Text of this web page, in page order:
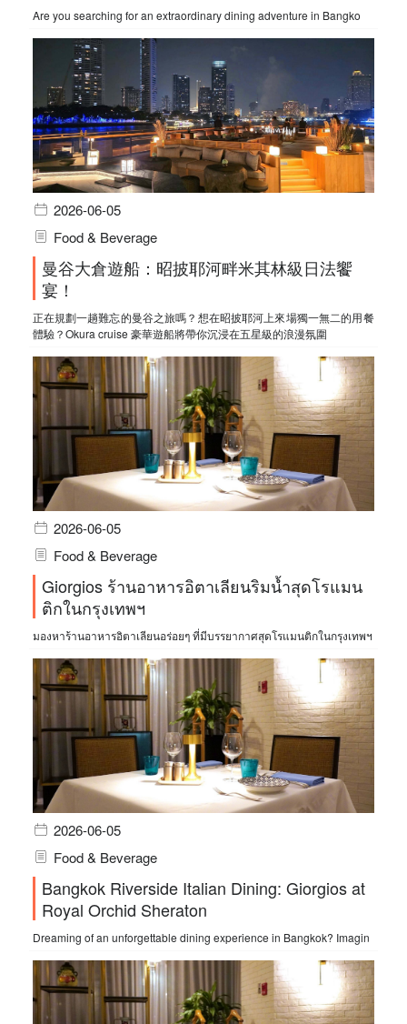
Are you searching for an extraordinary dining adventure in Bangko
2026-06-05
Food & Beverage
曼谷大倉遊船：昭披耶河畔米其林級日法饗
宴！
正在規劃一趟難忘的曼谷之旅嗎？想在昭披耶河上來場獨一無二的用餐
體驗？Okura cruise 豪華遊船將帶你沉浸在五星級的浪漫氛圍
2026-06-05
Food & Beverage
Giorgios ร้านอาหารอิตาเลียนริมน้ำสุดโรแมน
ติกในกรุงเทพฯ
มองหาร้านอาหารอิตาเลียนอร่อยๆ ที่มีบรรยากาศสุดโรแมนติกในกรุงเทพฯ
2026-06-05
Food & Beverage
Bangkok Riverside Italian Dining: Giorgios at
Royal Orchid Sheraton
Dreaming of an unforgettable dining experience in Bangkok? Imagin